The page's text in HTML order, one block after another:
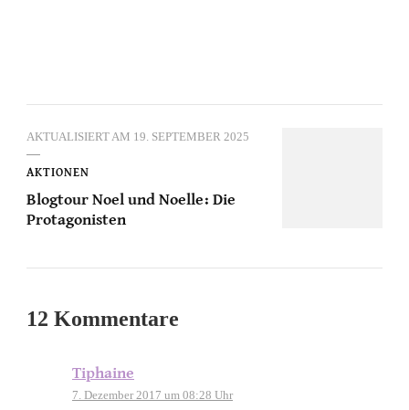
AKTUALISIERT AM 19. SEPTEMBER 2025
AKTIONEN
Blogtour Noel und Noelle: Die
Protagonisten
12 Kommentare
Tiphaine
7. Dezember 2017 um 08:28 Uhr